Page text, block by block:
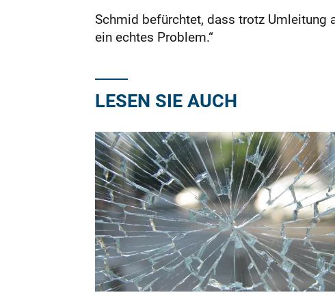
Schmid befürchtet, dass trotz Umleitung
ein echtes Problem.“
LESEN SIE AUCH